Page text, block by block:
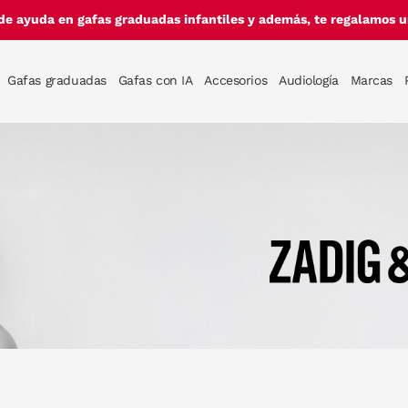
ayuda en gafas graduadas infantiles y además, te regalamos
Gafas graduadas Gafas con IA Accesorios Audiología Marcas